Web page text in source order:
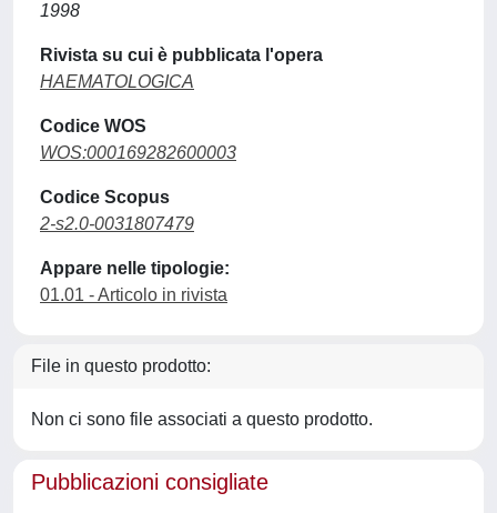
1998
Rivista su cui è pubblicata l'opera
HAEMATOLOGICA
Codice WOS
WOS:000169282600003
Codice Scopus
2-s2.0-0031807479
Appare nelle tipologie:
01.01 - Articolo in rivista
File in questo prodotto:
Non ci sono file associati a questo prodotto.
Pubblicazioni consigliate